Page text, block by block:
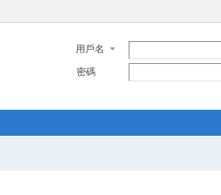
用戶名
密碼